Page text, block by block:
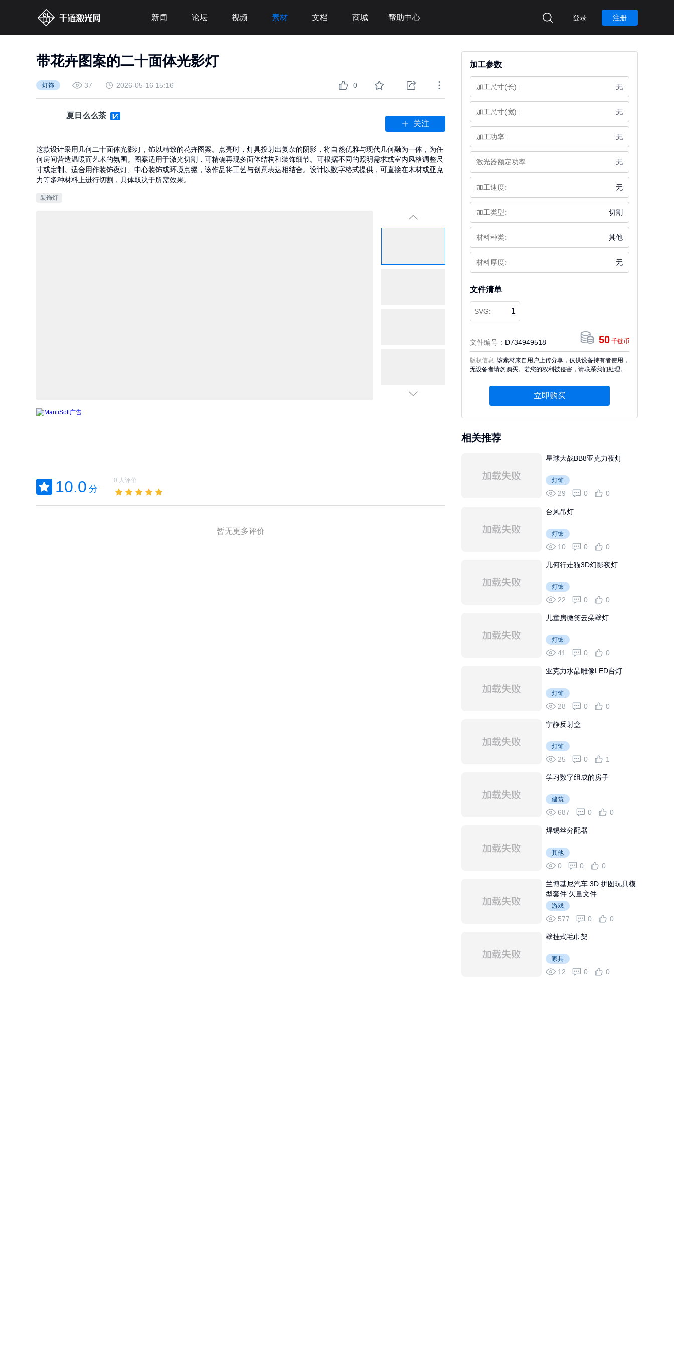
新闻 论坛 视频 素材 文档 商城 帮助中心 登录 注册
带花卉图案的二十面体光影灯
灯饰 37 2026-05-16 15:16 0
夏日么么茶
关注
这款设计采用几何二十面体光影灯，饰以精致的花卉图案。点亮时，灯具投射出复杂的阴影，将自然优雅与现代几何融为一体，为任
何房间营造温暖而艺术的氛围。图案适用于激光切割，可精确再现多面体结构和装饰细节。可根据不同的照明需求或室内风格调整尺
寸或定制。适合用作装饰夜灯、中心装饰或环境点缀，该作品将工艺与创意表达相结合。设计以数字格式提供，可直接在木材或亚克
力等多种材料上进行切割，具体取决于所需效果。
装饰灯
10.0 分
0 人评价
暂无更多评价
加工参数
加工尺寸(长): 无
加工尺寸(宽): 无
加工功率: 无
激光器额定功率: 无
加工速度: 无
加工类型: 切割
材料种类: 其他
材料厚度: 无
文件清单
SVG: 1
文件编号： D734949518 50 千链币
版权信息: 该素材来自用户上传分享，仅供设备持有者使用，
无设备者请勿购买。若您的权利被侵害，请联系我们处理。
立即购买
相关推荐
星球大战BB8亚克力夜灯
灯饰
29 0 0
台风吊灯
灯饰
10 0 0
几何行走猫3D幻影夜灯
灯饰
22 0 0
儿童房微笑云朵壁灯
灯饰
41 0 0
亚克力水晶雕像LED台灯
灯饰
28 0 0
宁静反射盒
灯饰
25 0 1
学习数字组成的房子
建筑
687 0 0
焊锡丝分配器
其他
0 0 0
兰博基尼汽车 3D 拼图玩具模
型套件 矢量文件
游戏
577 0 0
壁挂式毛巾架
家具
12 0 0